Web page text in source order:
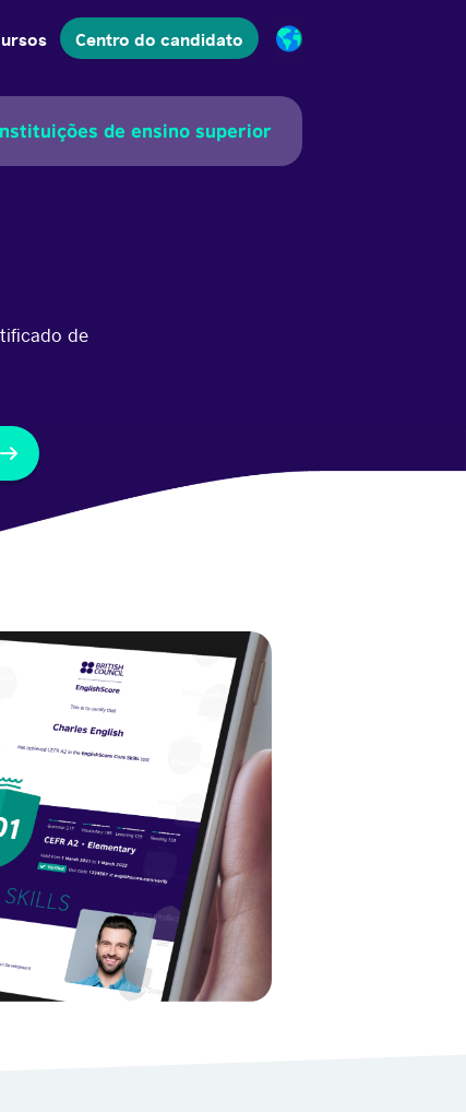
Centro do candidato
de ensino superior
de